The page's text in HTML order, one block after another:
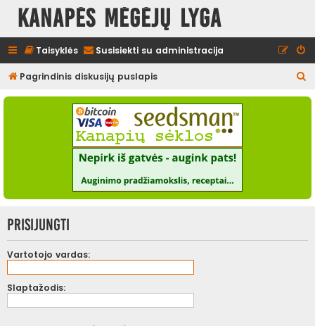
Kanapės mėgėjų lyga
Taisyklės Susisiekti su administracija
Pagrindinis diskusijų puslapis
e
Prisijungti
Vartotojo vardas:
Slaptažodis: